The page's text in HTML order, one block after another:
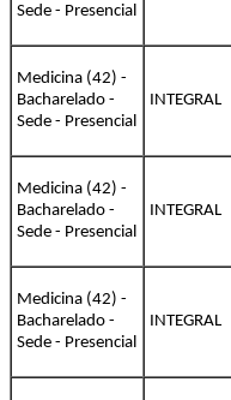
Sede - Presencial
Medicina (42) -
Bacharelado -
Sede - Presencial
INTEGRAL
Medicina (42) -
Bacharelado -
Sede - Presencial
INTEGRAL
Medicina (42) -
Bacharelado -
Sede - Presencial
INTEGRAL